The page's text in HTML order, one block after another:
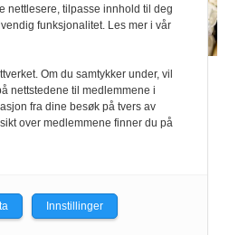
er klare
nettlesere, tilpasse innhold til deg
funksjonalitet. Les mer i vår
Om du samtykker under, vil
nettstedene til medlemmene i
fra dine besøk på tvers av
over medlemmene finner du på
Innstillinger